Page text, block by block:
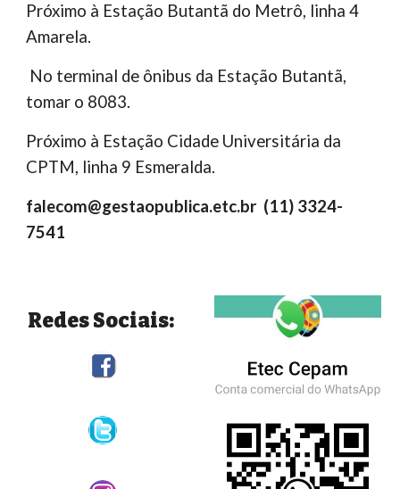
Próximo à Estação Butantã do Metrô, linha 4
Amarela.
No terminal de ônibus da Estação Butantã,
tomar o 8083.
Próximo à Estação Cidade Universitária da
CPTM, linha 9 Esmeralda.
falecom@gestaopublica.etc.br (11) 3324-
7541
Redes Sociais: